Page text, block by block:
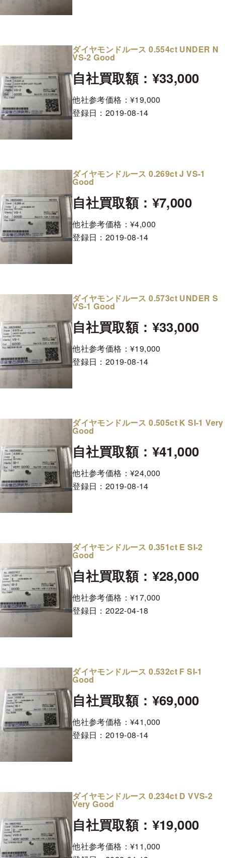
ダイヤモンドルース 0.554ct UNDER N
VS-2 Good
自社買取額：¥33,000
他社参考価格：¥19,000
登録日： 2019-08-14
ダイヤモンドルース 0.269ct J VS-1
Good
自社買取額：¥7,000
他社参考価格：¥4,000
登録日： 2019-08-14
ダイヤモンドルース 0.573ct UNDER S
VS-1 Good
自社買取額：¥33,000
他社参考価格：¥19,000
登録日： 2019-08-14
ダイヤモンドルース 0.505ct K SI-1 Very
Good
自社買取額：¥41,000
他社参考価格：¥24,000
登録日： 2019-08-14
ダイヤモンドルース 0.351ct E SI-2
Good
自社買取額：¥28,000
他社参考価格：¥17,000
登録日： 2022-04-18
ダイヤモンドルース 0.532ct F SI-1
Good
自社買取額：¥69,000
他社参考価格：¥41,000
登録日： 2019-08-14
ダイヤモンドルース 0.234ct D VVS-2
Very Good
自社買取額：¥19,000
他社参考価格：¥11,000